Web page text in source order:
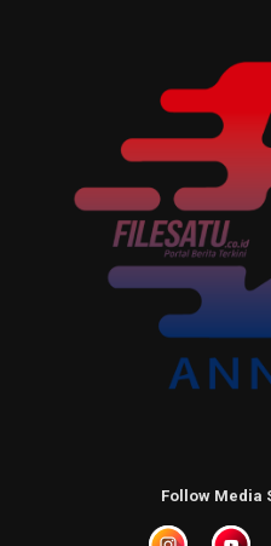
Follow Media